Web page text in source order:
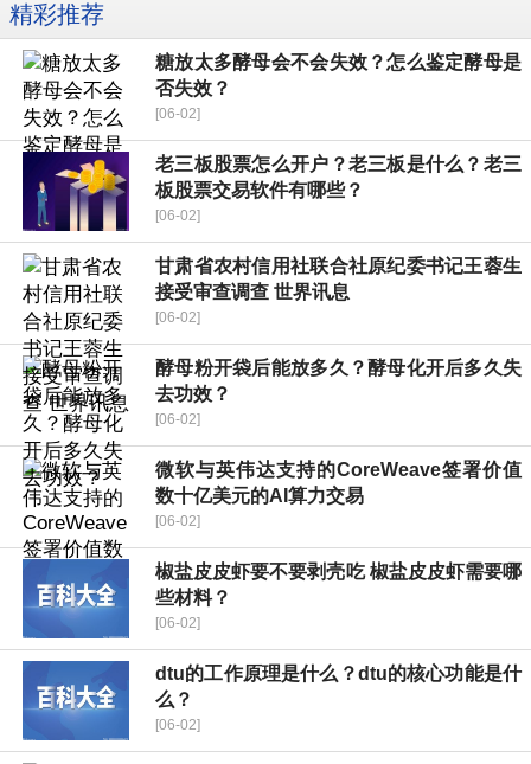
精彩推荐
糖放太多酵母会不会失效？怎么鉴定酵母是
否失效？
[06-02]
老三板股票怎么开户？老三板是什么？老三
板股票交易软件有哪些？
[06-02]
甘肃省农村信用社联合社原纪委书记王蓉生
接受审查调查 世界讯息
[06-02]
酵母粉开袋后能放多久？酵母化开后多久失
去功效？
[06-02]
微软与英伟达支持的CoreWeave签署价值
数十亿美元的AI算力交易
[06-02]
椒盐皮皮虾要不要剥壳吃 椒盐皮皮虾需要哪
些材料？
[06-02]
dtu的工作原理是什么？dtu的核心功能是什
么？
[06-02]